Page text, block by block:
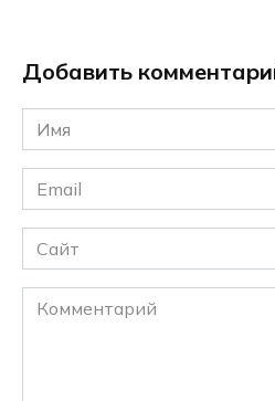
Добавить
Имя
*
Email
*
Сайт
Комментарий